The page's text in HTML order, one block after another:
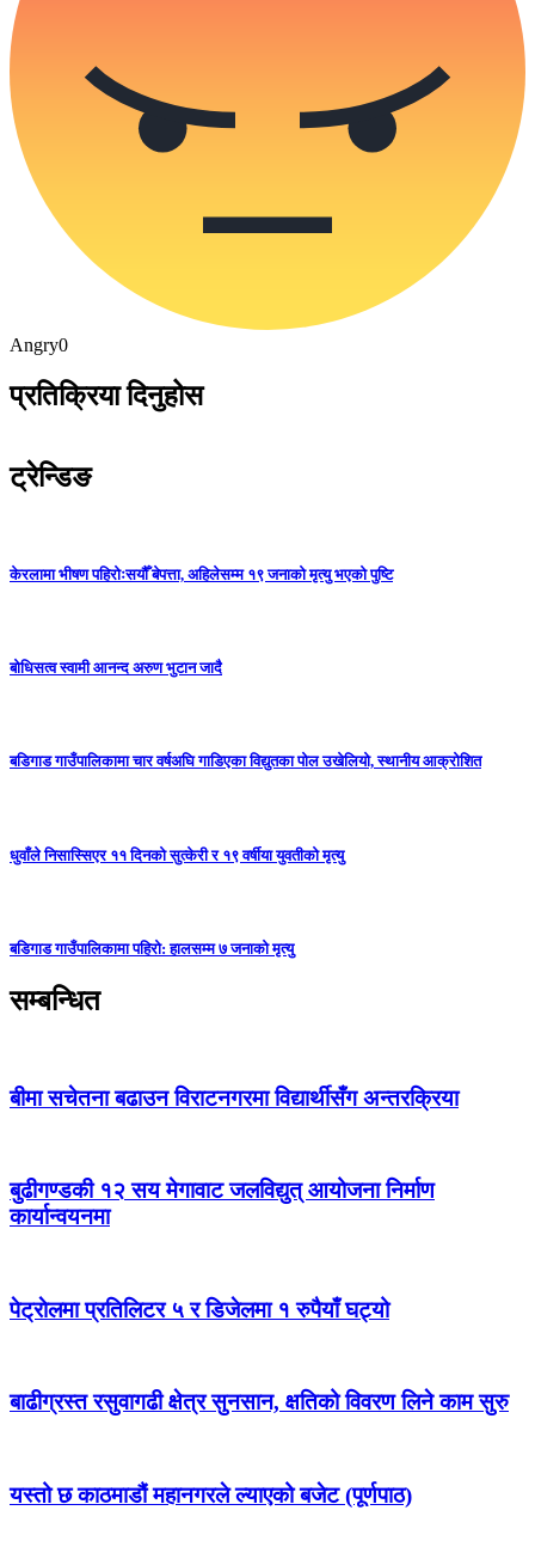
Angry0
प्रतिक्रिया दिनुहोस
ट्रेन्डिङ
केरलामा भीषण पहिरोःसयौँ बेपत्ता, अहिलेसम्म १९ जनाको मृत्यु भएको पुष्टि
बोधिसत्व स्वामी आनन्द अरुण भुटान जादै
बडिगाड गाउँपालिकामा चार वर्षअघि गाडिएका विद्युतका पोल उखेलियो, स्थानीय आक्रोशित
धुवाँले निसास्सिएर ११ दिनको सुत्केरी र १९ वर्षीया युवतीको मृत्यु
बडिगाड गाउँपालिकामा पहिरो: हालसम्म ७ जनाको मृत्यु
सम्बन्धित
बीमा सचेतना बढाउन विराटनगरमा विद्यार्थीसँग अन्तरक्रिया
बुढीगण्डकी १२ सय मेगावाट जलविद्युत् आयोजना निर्माण
कार्यान्वयनमा
पेट्राेलमा प्रतिलिटर ५ र डिजेलमा १ रुपैयाँ घट्यो
बाढीग्रस्त रसुवागढी क्षेत्र सुनसान, क्षतिको विवरण लिने काम सुरु
यस्तो छ काठमाडौं महानगरले ल्याएको बजेट (पूर्णपाठ)